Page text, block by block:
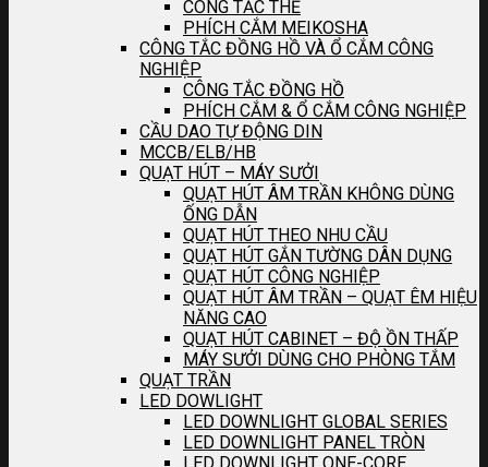
CÔNG TẮC THẺ
PHÍCH CẮM MEIKOSHA
CÔNG TẮC ĐỒNG HỒ VÀ Ổ CẮM CÔNG
NGHIỆP
CÔNG TẮC ĐỒNG HỒ
PHÍCH CẮM & Ổ CẮM CÔNG NGHIỆP
CẦU DAO TỰ ĐỘNG DIN
MCCB/ELB/HB
QUẠT HÚT – MÁY SƯỞI
QUẠT HÚT ÂM TRẦN KHÔNG DÙNG
ỐNG DẪN
QUẠT HÚT THEO NHU CẦU
QUẠT HÚT GẮN TƯỜNG DÂN DỤNG
QUẠT HÚT CÔNG NGHIỆP
QUẠT HÚT ÂM TRẦN – QUẠT ÊM HIỆU
NĂNG CAO
QUẠT HÚT CABINET – ĐỘ ỒN THẤP
MÁY SƯỞI DÙNG CHO PHÒNG TẮM
QUẠT TRẦN
LED DOWLIGHT
LED DOWNLIGHT GLOBAL SERIES
LED DOWNLIGHT PANEL TRÒN